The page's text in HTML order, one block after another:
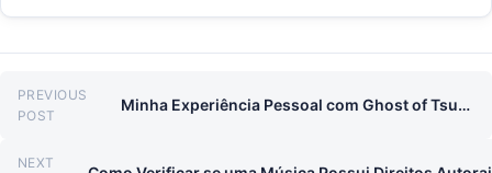
Navegação de Post
PREVIOUS
POST
Previous post:
Minha Experiência Pessoal com Ghost of Tsushima
NEXT